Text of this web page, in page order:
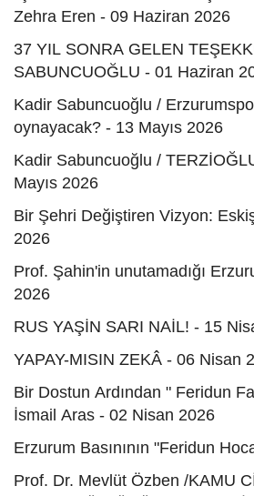
Zehra Eren - 09 Haziran 2026
37 YIL SONRA GELEN
SABUNCUOĞLU - 01 Haziran
Kadir Sabuncuoğlu /
oynayacak? - 13 Mayıs 2026
Kadir Sabuncuoğlu /
Mayıs 2026
Bir Şehri Değiştiren Vizyon:
2026
Prof. Şahin'in unutamadığı
2026
RUS YAŞİN SARI NAİL! - 15
YAPAY-MISIN ZEKÂ - 06 Nisan
Bir Dostun Ardından " Feridun
İsmail Aras - 02 Nisan 2026
Prof. Dr. Mevlüt Özben /KAMU